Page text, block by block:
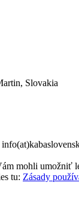
Slovakia
mohli
tu: Zásady